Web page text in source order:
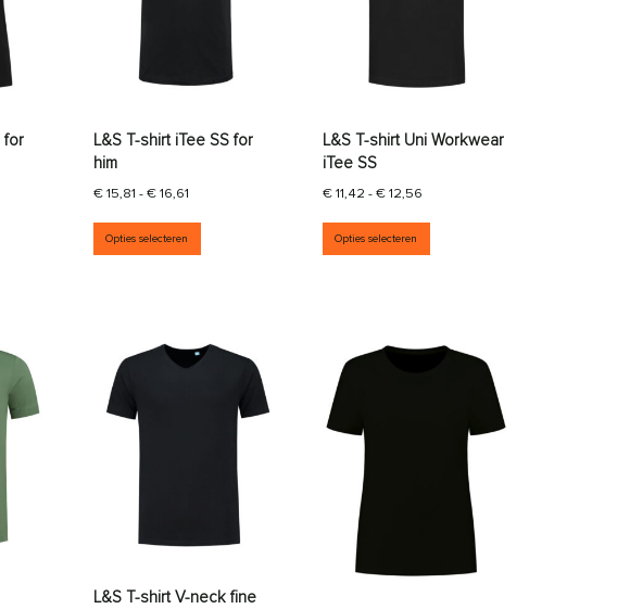
Deze optie kan gekozen worden op de productpagina
for
€ 13,50 tot € 14,85
heeft meerdere variaties. Deze optie kan gekozen worden op de
L&S T-shirt iTee SS for
him
€15,81 -€16,61Prijsklasse: € 15,81 tot € 16,61
Opties selecteren
Dit product heeft meerdere variaties. Deze optie kan
L&S T-shirt Uni Workwear
iTee SS
€11,42 - €12,56Prijsklasse: € 11,42 tot € 12,56
Opties selecteren
Dit product heeft
L&S T-shirt V-neck fine